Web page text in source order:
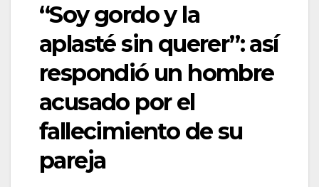
“Soy gordo y la
aplasté sin querer”: así
respondió un hombre
acusado por el
fallecimiento de su
pareja